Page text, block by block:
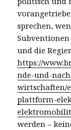
sprechen,
und die
https://
nde-und-
wirtschaften/
plattform-
werden –